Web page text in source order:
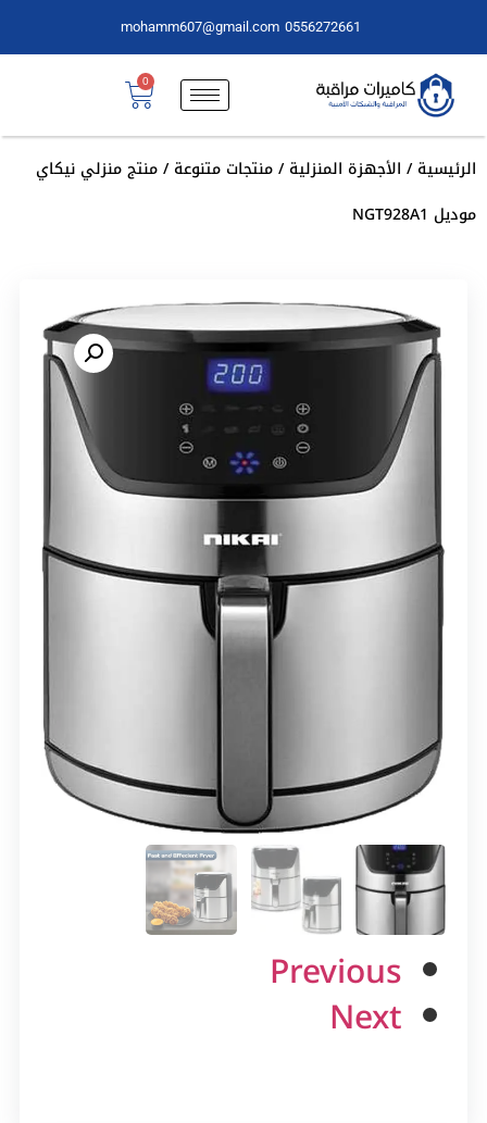
0556272661
mohamm607@gmail.com
0
الرئيسية/ الأجهزة المنزلية/منتجات متنوعة/ منتج منزلي نيكاي
موديل NGT928A1
Previous
Next